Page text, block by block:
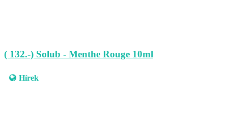
( 132.-) Solub - Menthe Rouge 10ml
Hírek